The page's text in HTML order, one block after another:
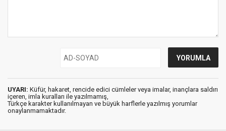
UYARI: Küfür, hakaret, rencide edici cümleler veya imalar, inançlara saldırı
içeren, imla kuralları ile yazılmamış,
Türkçe karakter kullanılmayan ve büyük harflerle yazılmış yorumlar
onaylanmamaktadır.